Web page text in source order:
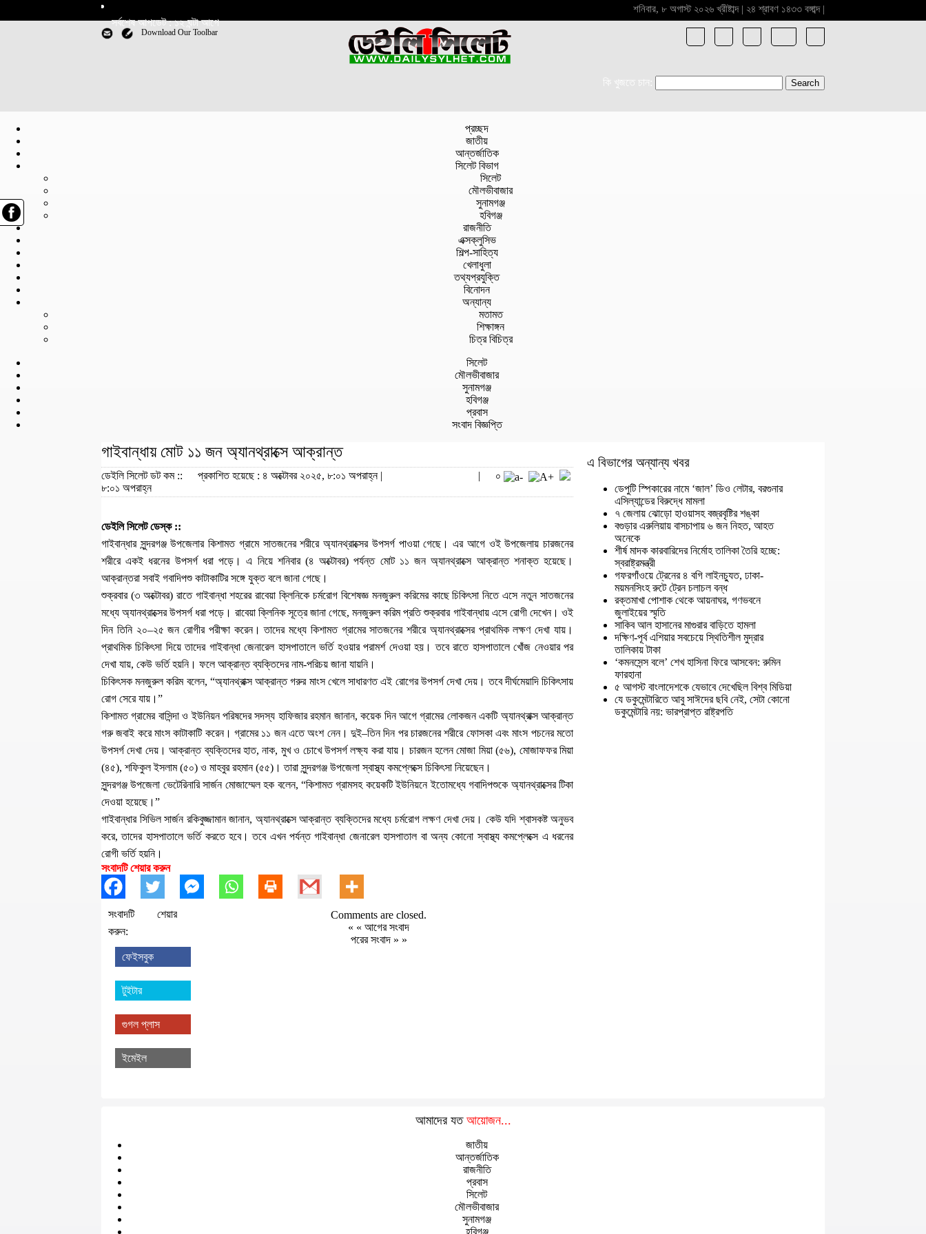
সর্বশেষ আপডেট : ১২ ঘন্টা আগে
শনিবার, ৮ অগাস্ট ২০২৬ খ্রীষ্টাব্দ | ২৪ শ্রাবণ ১৪৩৩ বঙ্গাব্দ |
Download Our Toolbar
কি খুজতে চান:
প্রচ্ছদ
জাতীয়
আন্তর্জাতিক
সিলেট বিভাগ
সিলেট
মৌলভীবাজার
সুনামগঞ্জ
হবিগঞ্জ
রাজনীতি
এক্সক্লুসিভ
শিল্প-সাহিত্য
খেলাধুলা
তথ্যপ্রযুক্তি
বিনোদন
অন্যান্য
মতামত
শিক্ষাঙ্গন
চিত্র বিচিত্র
সিলেট
মৌলভীবাজার
সুনামগঞ্জ
হবিগঞ্জ
প্রবাস
সংবাদ বিজ্ঞপ্তি
গাইবান্ধায় মোট ১১ জন অ্যানথ্রাক্সে আক্রান্ত
ডেইলি সিলেট ডট কম ::
প্রকাশিত হয়েছে : ৪ অক্টোবর ২০২৫, ৮:০১ অপরাহ্ন |
৮:০১ অপরাহ্ন
| ০
ডেইলি সিলেট ডেস্ক ::
গাইবান্ধার সুন্দরগঞ্জ উপজেলার কিশামত গ্রামে সাতজনের শরীরে অ্যানথ্রাক্সের উপসর্গ পাওয়া গেছে। এর আগে ওই উপজেলায় চারজনের
শরীরে একই ধরনের উপসর্গ ধরা পড়ে। এ নিয়ে শনিবার (৪ অক্টোবর) পর্যন্ত মোট ১১ জন অ্যানথ্রাক্সে আক্রান্ত শনাক্ত হয়েছে।
আক্রান্তরা সবাই গবাদিপশু কাটাকাটির সঙ্গে যুক্ত বলে জানা গেছে।
শুক্রবার (৩ অক্টোবর) রাতে গাইবান্ধা শহরের রাবেয়া ক্লিনিকে চর্মরোগ বিশেষজ্ঞ মনজুরুল করিমের কাছে চিকিৎসা নিতে এসে নতুন সাতজনের
মধ্যে অ্যানথ্রাক্সের উপসর্গ ধরা পড়ে। রাবেয়া ক্লিনিক সূত্রে জানা গেছে, মনজুরুল করিম প্রতি শুক্রবার গাইবান্ধায় এসে রোগী দেখেন। ওই
দিন তিনি ২০–২৫ জন রোগীর পরীক্ষা করেন। তাদের মধ্যে কিশামত গ্রামের সাতজনের শরীরে অ্যানথ্রাক্সের প্রাথমিক লক্ষণ দেখা যায়।
প্রাথমিক চিকিৎসা দিয়ে তাদের গাইবান্ধা জেনারেল হাসপাতালে ভর্তি হওয়ার পরামর্শ দেওয়া হয়। তবে রাতে হাসপাতালে খোঁজ নেওয়ার পর
দেখা যায়, কেউ ভর্তি হয়নি। ফলে আক্রান্ত ব্যক্তিদের নাম-পরিচয় জানা যায়নি।
চিকিৎসক মনজুরুল করিম বলেন, “অ্যানথ্রাক্স আক্রান্ত গরুর মাংস খেলে সাধারণত এই রোগের উপসর্গ দেখা দেয়। তবে দীর্ঘমেয়াদি চিকিৎসায়
রোগ সেরে যায়।”
কিশামত গ্রামের বাসিন্দা ও ইউনিয়ন পরিষদের সদস্য হাফিজার রহমান জানান, কয়েক দিন আগে গ্রামের লোকজন একটি অ্যানথ্রাক্স আক্রান্ত
গরু জবাই করে মাংস কাটাকাটি করেন। গ্রামের ১১ জন এতে অংশ নেন। দুই–তিন দিন পর চারজনের শরীরে ফোসকা এবং মাংস পচনের মতো
উপসর্গ দেখা দেয়। আক্রান্ত ব্যক্তিদের হাত, নাক, মুখ ও চোখে উপসর্গ লক্ষ্য করা যায়। চারজন হলেন মোজা মিয়া (৫৬), মোজাফফর মিয়া
(৪৫), শফিকুল ইসলাম (৫০) ও মাহবুর রহমান (৫৫)। তারা সুন্দরগঞ্জ উপজেলা স্বাস্থ্য কমপ্লেক্সে চিকিৎসা নিয়েছেন।
সুন্দরগঞ্জ উপজেলা ভেটেরিনারি সার্জন মোজাম্মেল হক বলেন, “কিশামত গ্রামসহ কয়েকটি ইউনিয়নে ইতোমধ্যে গবাদিপশুকে অ্যানথ্রাক্সের টিকা
দেওয়া হয়েছে।”
গাইবান্ধার সিভিল সার্জন রকিবুজ্জামান জানান, অ্যানথ্রাক্সে আক্রান্ত ব্যক্তিদের মধ্যে চর্মরোগ লক্ষণ দেখা দেয়। কেউ যদি শ্বাসকষ্ট অনুভব
করে, তাদের হাসপাতালে ভর্তি করতে হবে। তবে এখন পর্যন্ত গাইবান্ধা জেনারেল হাসপাতাল বা অন্য কোনো স্বাস্থ্য কমপ্লেক্সে এ ধরনের
রোগী ভর্তি হয়নি।
সংবাদটি শেয়ার করুন
সংবাদটি শেয়ার
করুন:
ফেইসবুক
টুইটার
গুগল প্লাস
ইমেইল
Comments are closed.
« « আগের সংবাদ
পরের সংবাদ » »
এ বিভাগের অন্যান্য খবর
ডেপুটি স্পিকারের নামে ‘জাল’ ডিও লেটার, বরগুনার
এসিল্যান্ডের বিরুদ্ধে মামলা
৭ জেলায় ঝোড়ো হাওয়াসহ বজ্রবৃষ্টির শঙ্কা
বগুড়ার এরুলিয়ায় বাসচাপায় ৬ জন নিহত, আহত
অনেকে
শীর্ষ মাদক কারবারিদের নির্মোহ তালিকা তৈরি হচ্ছে:
স্বরাষ্ট্রমন্ত্রী
গফরগাঁওয়ে ট্রেনের ৪ বগি লাইনচ্যুত, ঢাকা-
ময়মনসিংহ রুটে ট্রেন চলাচল বন্ধ
রক্তমাখা পোশাক থেকে আয়নাঘর, গণভবনে
জুলাইয়ের স্মৃতি
সাকিব আল হাসানের মাগুরার বাড়িতে হামলা
দক্ষিণ-পূর্ব এশিয়ার সবচেয়ে স্থিতিশীল মুদ্রার
তালিকায় টাকা
‘কমনসেন্স বলে’ শেখ হাসিনা ফিরে আসবেন: রুমিন
ফারহানা
৫ আগস্ট বাংলাদেশকে যেভাবে দেখেছিল বিশ্ব মিডিয়া
যে ডকুমেন্টারিতে আবু সাঈদের ছবি নেই, সেটা কোনো
ডকুমেন্টারি নয়: ভারপ্রাপ্ত রাষ্ট্রপতি
আমাদের যত আয়োজন...
জাতীয়
আন্তর্জাতিক
রাজনীতি
প্রবাস
সিলেট
মৌলভীবাজার
সুনামগঞ্জ
হবিগঞ্জ